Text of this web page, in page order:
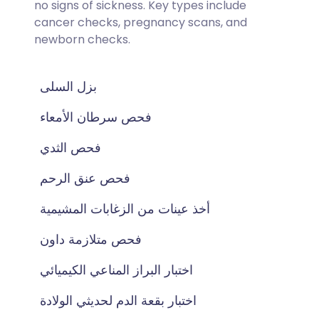
no signs of sickness. Key types include
cancer checks, pregnancy scans, and
newborn checks.
بزل السلى
فحص سرطان الأمعاء
فحص الثدي
فحص عنق الرحم
أخذ عينات من الزغابات المشيمية
فحص متلازمة داون
اختبار البراز المناعي الكيميائي
اختبار بقعة الدم لحديثي الولادة